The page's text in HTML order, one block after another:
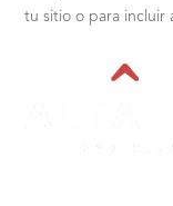
tu sitio o para incluir